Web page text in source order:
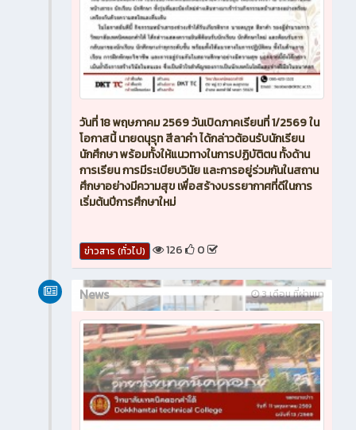
วันที่ 18 พฤษภาคม 2569 วันเปิดภาคเรียนที่ 1/2569 ใน
โอกาสนี้ นายดนุรุท สีลาคำ ได้กล่าวต้อนรับนักเรียน
นักศึกษา พร้อมทั้งให้แนวทางในการปฏิบัติตน ทั้งด้าน
การเรียน การมีระเบียบวินัย และการอยู่ร่วมกันในสถาน
ศึกษาอย่างมีความสุข เพื่อสร้างบรรยากาศที่ดีในการ
เริ่มต้นปีการศึกษาใหม่
ข่าวสาร (ทั่วไป) 126 0
3 เดือน ที่ผ่านมา
News